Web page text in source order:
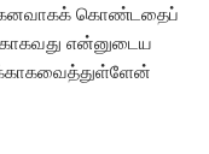
கனவாகக் கொண்டதைப்
என்னுடைய